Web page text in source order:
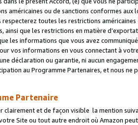
américaines ou de sanctions conformes
respecterez toutes les restrictions
ainsi que les restrictions en matière
les informations que vous avez
vos informations en vous connectant à
déclaration ou garantie, ni aucun
au Programme Partenaires, et nous
Partenaire
clairement et de façon visible la mention
Site ou tout autre endroit où Amazon